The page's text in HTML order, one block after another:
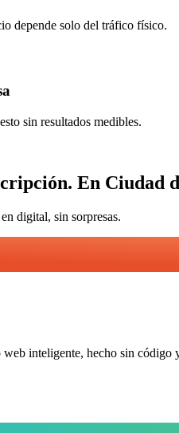
depende solo del tráfico físico.
sin resultados medibles.
En Ciudad
digital, sin sorpresas.
inteligente, hecho sin código